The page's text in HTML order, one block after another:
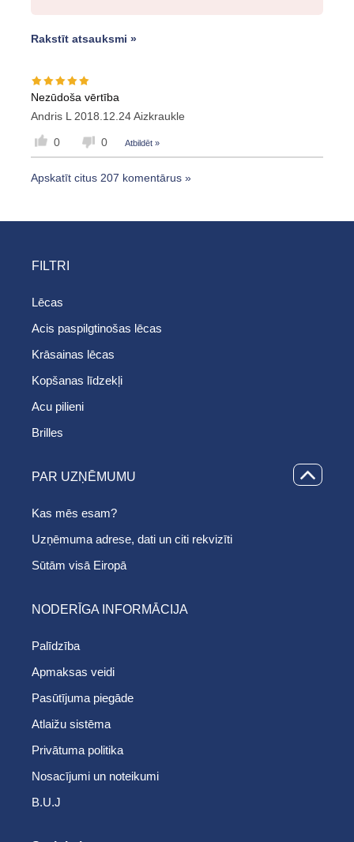
Rakstīt atsauksmi »
Nezūdoša vērtība
Andris L 2018.12.24Aizkraukle
0 0 Atbildēt »
Apskatīt citus 207 komentārus »
FILTRI
Lēcas
Acis paspilgtinošas lēcas
Krāsainas lēcas
Kopšanas līdzekļi
Acu pilieni
Brilles
PAR UZŅĒMUMU
Kas mēs esam?
Uzņēmuma adrese, dati un citi rekvizīti
Sūtām visā Eiropā
NODERĪGA INFORMĀCIJA
Palīdzība
Apmaksas veidi
Pasūtījuma piegāde
Atlaižu sistēma
Privātuma politika
Nosacījumi un noteikumi
B.U.J